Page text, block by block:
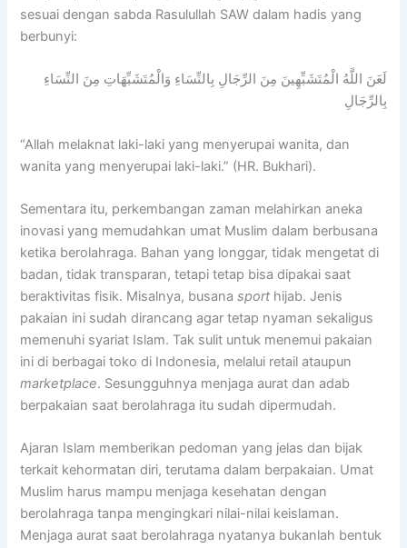
sesuai dengan sabda Rasulullah SAW dalam hadis yang
berbunyi:
لَعَنَ اللَّهُ الْمُتَشَبِّهِينَ مِنَ الرِّجَالِ بِالنِّسَاءِ وَالْمُتَشَبِّهَاتِ مِنَ النِّسَاءِ
بِالرِّجَالِ
“Allah melaknat laki-laki yang menyerupai wanita, dan
wanita yang menyerupai laki-laki.” (HR. Bukhari).
Sementara itu, perkembangan zaman melahirkan aneka
inovasi yang memudahkan umat Muslim dalam berbusana
ketika berolahraga. Bahan yang longgar, tidak mengetat di
badan, tidak transparan, tetapi tetap bisa dipakai saat
beraktivitas fisik. Misalnya, busanasport hijab. Jenis
pakaian ini sudah dirancang agar tetap nyaman sekaligus
memenuhi syariat Islam. Tak sulit untuk menemui pakaian
ini di berbagai toko di Indonesia, melalui retail ataupun
marketplace. Sesungguhnya menjaga aurat dan adab
berpakaian saat berolahraga itu sudah dipermudah.
Ajaran Islam memberikan pedoman yang jelas dan bijak
terkait kehormatan diri, terutama dalam berpakaian. Umat
Muslim harus mampu menjaga kesehatan dengan
berolahraga tanpa mengingkari nilai-nilai keislaman.
Menjaga aurat saat berolahraga nyatanya bukanlah bentuk